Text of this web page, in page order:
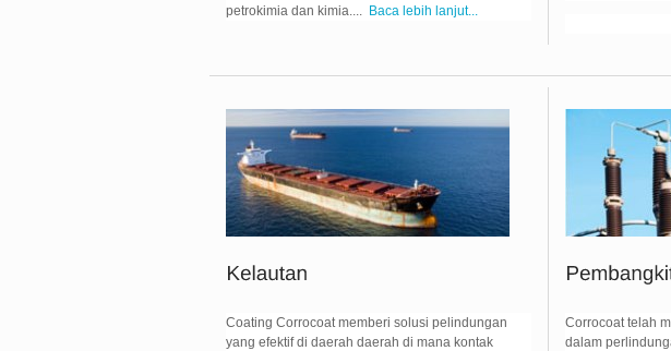
petrokimia dan kimia.... Baca lebih lanjut...
Coating Corrocoat memberi solusi pelindungan
yang efektif di daerah daerah di mana kontak
Corrocoat telah
dalam